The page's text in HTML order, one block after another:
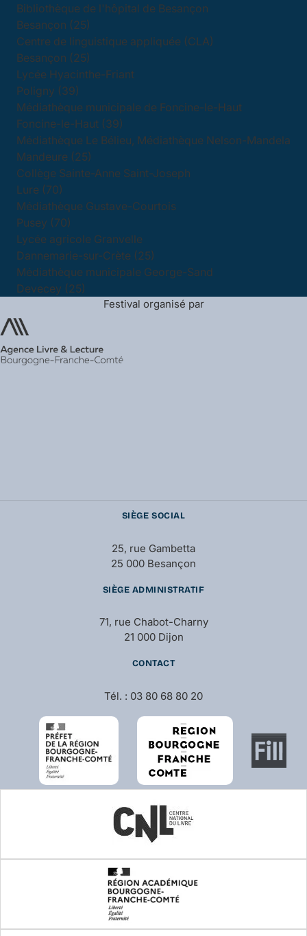
Bibliothèque de l'hôpital de Besançon
Besançon (25)
Centre de linguistique appliquée (CLA)
Besançon (25)
Lycée Hyacinthe-Friant
Poligny (39)
Médiathèque municipale de Foncine-le-Haut
Foncine-le-Haut (39)
Médiathèque Le Bélieu, Médiathèque Nelson-Mandela
Mandeure (25)
Collège Sainte-Anne Saint-Joseph
Lure (70)
Médiathèque Gustave-Courtois
Pusey (70)
Lycée agricole Granvelle
Dannemarie-sur-Crète (25)
Médiathèque municipale George-Sand
Devecey (25)
Festival organisé par
SIÈGE SOCIAL
25, rue Gambetta
25 000 Besançon
SIÈGE ADMINISTRATIF
71, rue Chabot-Charny
21 000 Dijon
CONTACT
Tél. : 03 80 68 80 20